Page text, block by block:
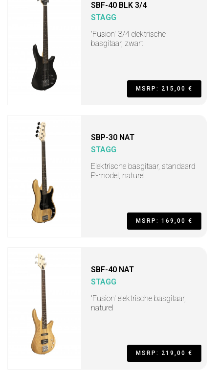
SBF-40 BLK 3/4
STAGG
'Fusion' 3/4 elektrische
basgitaar, zwart
MSRP: 215,00 €
SBP-30 NAT
STAGG
Elektrische basgitaar, standaard
P-model, naturel
MSRP: 169,00 €
SBF-40 NAT
STAGG
'Fusion' elektrische basgitaar,
naturel
MSRP: 219,00 €